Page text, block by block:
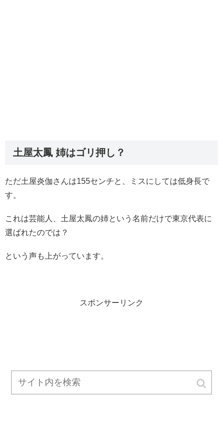
土屋太鳳 姉はゴリ押し？
ただ土屋炎伽さんは155センチと、ミスにしては低身長で
す。
これは芸能人、土屋太鳳の姉という名前だけで東京代表に
選ばれたのでは？
という声も上がっています。
スポンサーリンク